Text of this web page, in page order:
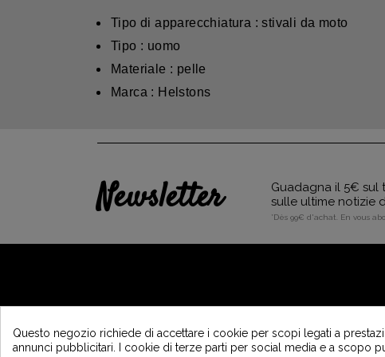
Tipo di apparecchiatura : stivali da moto
Tipo : uomo
Materiale : pelle
Marca : Helstons
Newsletter
Guadagna il 5€ sul
sulle ultime notizie
*Dès 99€ d'achat. En vous
A PROPOSITO DI VINTAGE
Chi siamo ?
Questo negozio richiede di accettare i cookie per scopi legati a
annunci pubblicitari. I cookie di terze parti per social media e a scopo